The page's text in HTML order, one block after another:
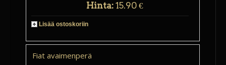
Hinta:15.90 €
Lisää ostoskoriin
Fiat avaimenperä